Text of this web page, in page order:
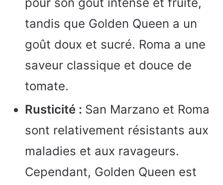
tandis que Golden Queen a un
goût doux et sucré. Roma a une
saveur classique et douce de
tomate.
Rusticité : San Marzano et Roma
sont relativement résistants aux
maladies et aux ravageurs.
Cependant, Golden Queen est